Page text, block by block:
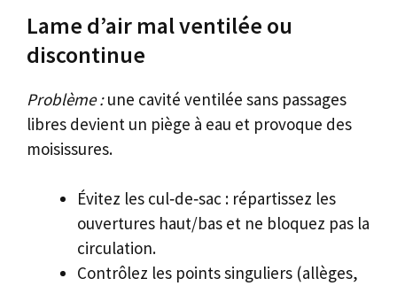
Lame d’air mal ventilée ou
discontinue
Problème :une cavité ventilée sans passages
libres devient un piège à eau et provoque des
moisissures.
Évitez les cul‑de‑sac : répartissez les
ouvertures haut/bas et ne bloquez pas la
circulation.
Contrôlez les points singuliers (allèges,